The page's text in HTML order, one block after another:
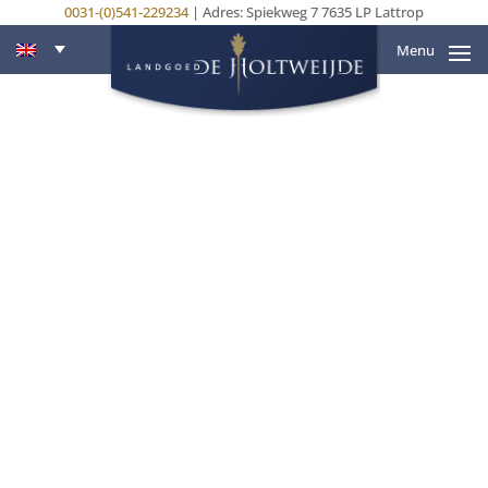
0031-(0)541-229234| Adres: Spiekweg 7 7635 LP Lattrop
Menu